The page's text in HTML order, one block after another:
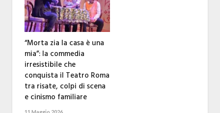
“Morta zia la casa è una
mia”: la commedia
irresistibile che
conquista il Teatro Roma
tra risate, colpi di scena
e cinismo familiare